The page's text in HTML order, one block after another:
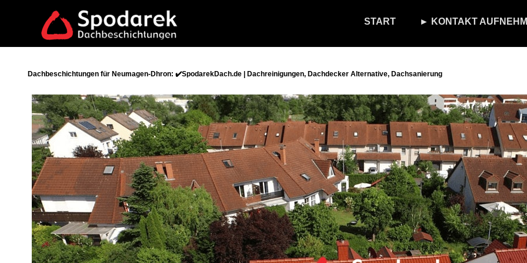
START ► KONTAKT
Dachbeschichtungen für Neumagen-Dhron: ✔️SpodarekDach.de | Dachreinigungen, Dachdecker Alternative, Dachsanierung